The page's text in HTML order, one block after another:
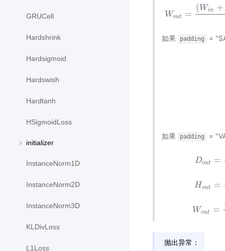
GRUCell
Hardshrink
Hardsigmoid
Hardswish
Hardtanh
HSigmoidLoss
initializer
InstanceNorm1D
InstanceNorm2D
InstanceNorm3D
KLDivLoss
L1Loss
Wout =
(Win +
如果 padding =
如果 padding =
Dout =
Hout =
Wout =
Dout=( Din
抛出异常：